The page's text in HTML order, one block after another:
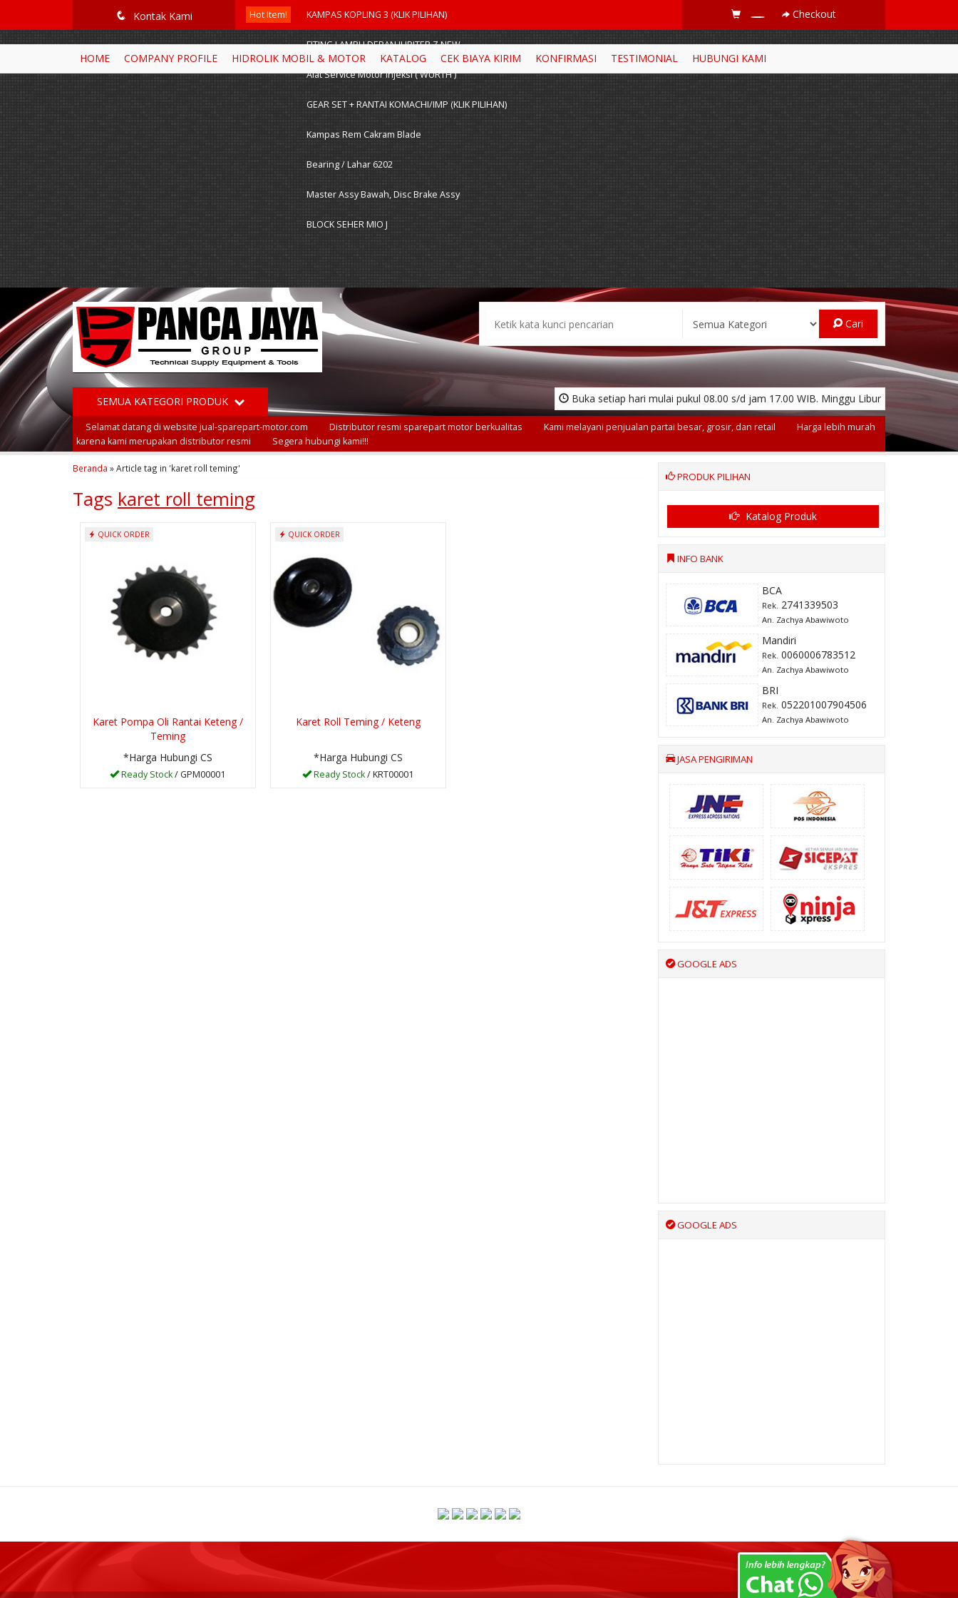
google-site-verification=RoKuikKKhptiWlhVH0-mBoWEpW-YTG8htM_ix_Dp9Go
q Kontak Kami Hot Item! KAMPAS KOPLING 3 (KLIK PILIHAN)
FITING LAMPU DEPAN JUPITER Z NEW
Alat Service Motor Injeksi ( WURTH )
GEAR SET + RANTAI KOMACHI/IMP (KLIK PILIHAN)
Kampas Rem Cakram Blade
Bearing / Lahar 6202
Master Assy Bawah, Disc Brake Assy
BLOCK SEHER MIO J
Checkout
HOME COMPANY PROFILE HIDROLIK MOBIL & MOTOR KATALOG CEK BIAYA KIRIM KONFIRMASI TESTIMONIAL HUBUNGI KAMI
Cari
Buka setiap hari mulai pukul 08.00 s/d jam 17.00 WIB. Minggu Libur
SEMUA KATEGORI PRODUK
Selamat datang di website jual-sparepart-motor.com Distributor resmi sparepart motor berkualitas Kami melayani penjualan partai besar, grosir, dan retail
Harga lebih murah
karena kami merupakan distributor resmi
Segera hubungi kami!!!
Beranda »Article tag in 'karet roll teming'
Tags karet roll teming
QUICK ORDER
Karet Pompa Oli Rantai Keteng /
Teming
*Harga Hubungi CS
Ready Stock/ GPM00001
QUICK ORDER
Karet Roll Teming / Keteng
*Harga Hubungi CS
Ready Stock/ KRT00001
PRODUK PILIHAN
Katalog Produk
INFO BANK
BCA
Rek. 2741339503
An. Zachya Abawiwoto
Mandiri
Rek. 0060006783512
An. Zachya Abawiwoto
BRI
Rek. 052201007904506
An. Zachya Abawiwoto
JASA PENGIRIMAN
GOOGLE ADS
GOOGLE ADS